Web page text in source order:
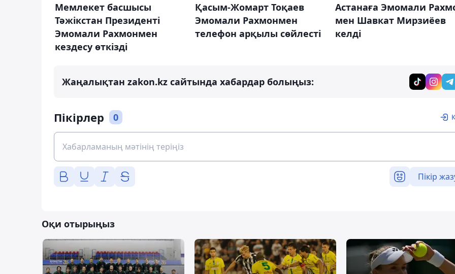
Мемлекет басшысы
Тәжікстан Президенті
Эмомали Рахмонмен
кездесу өткізді
Қасым-Жомарт Тоқаев
Эмомали Рахмонмен
телефон арқылы сөйлесті
Астанаға Эмомали
мен Шавкат Мирзиёев
келді
Жаңалықтан zakon.kz сайтында хабардар болыңыз:
Пікірлер 0
Пікір
Оқи отырыңыз